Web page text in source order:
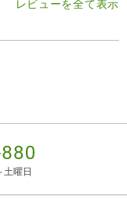
レビューを全て表示
土曜日